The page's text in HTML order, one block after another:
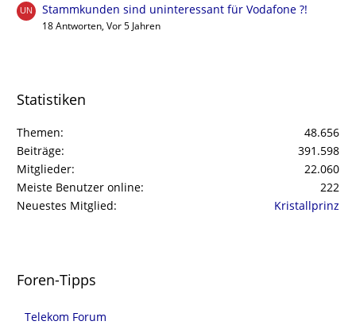
Stammkunden sind uninteressant für Vodafone ?!
18 Antworten, Vor 5 Jahren
Statistiken
Themen
48.656
Beiträge
391.598
Mitglieder
22.060
Meiste Benutzer online
222
Neuestes Mitglied
Kristallprinz
Foren-Tipps
Telekom Forum